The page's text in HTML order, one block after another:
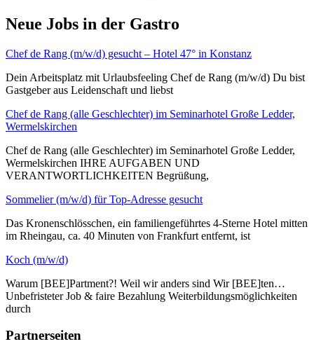
Neue Jobs in der Gastro
Chef de Rang (m/w/d) gesucht – Hotel 47° in Konstanz
Dein Arbeitsplatz mit Urlaubsfeeling Chef de Rang (m/w/d) Du bist
Gastgeber aus Leidenschaft und liebst
Chef de Rang (alle Geschlechter) im Seminarhotel Große Ledder,
Wermelskirchen
Chef de Rang (alle Geschlechter) im Seminarhotel Große Ledder,
Wermelskirchen IHRE AUFGABEN UND
VERANTWORTLICHKEITEN Begrüßung,
Sommelier (m/w/d) für Top-Adresse gesucht
Das Kronenschlösschen, ein familiengeführtes 4-Sterne Hotel mitten
im Rheingau, ca. 40 Minuten von Frankfurt entfernt, ist
Koch (m/w/d)
Warum [BEE]Partment?! Weil wir anders sind Wir [BEE]ten…
Unbefristeter Job & faire Bezahlung Weiterbildungsmöglichkeiten
durch
Partnerseiten